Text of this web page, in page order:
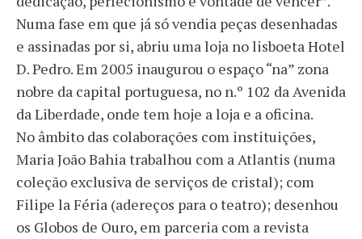
Numa fase em que já só vendia peças desenhadas
e assinadas por si, abriu uma loja no lisboeta Hotel
D. Pedro. Em 2005 inaugurou o espaço “na” zona
nobre da capital portuguesa, no n.º 102 da Avenida
da Liberdade, onde tem hoje a loja e a oficina.
No âmbito das colaborações com instituições,
Maria João Bahia trabalhou com a Atlantis (numa
coleção exclusiva de serviços de cristal); com
Filipe la Féria (adereços para o teatro); desenhou
os Globos de Ouro, em parceria com a revista